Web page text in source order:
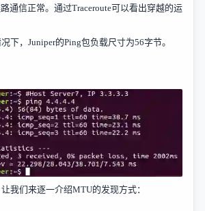
通信正常。通过Traceroute可以看出穿越的运
下， Juniper的Ping包负载尺寸为56字节。
我们来逐一介绍MTU的发现方式：